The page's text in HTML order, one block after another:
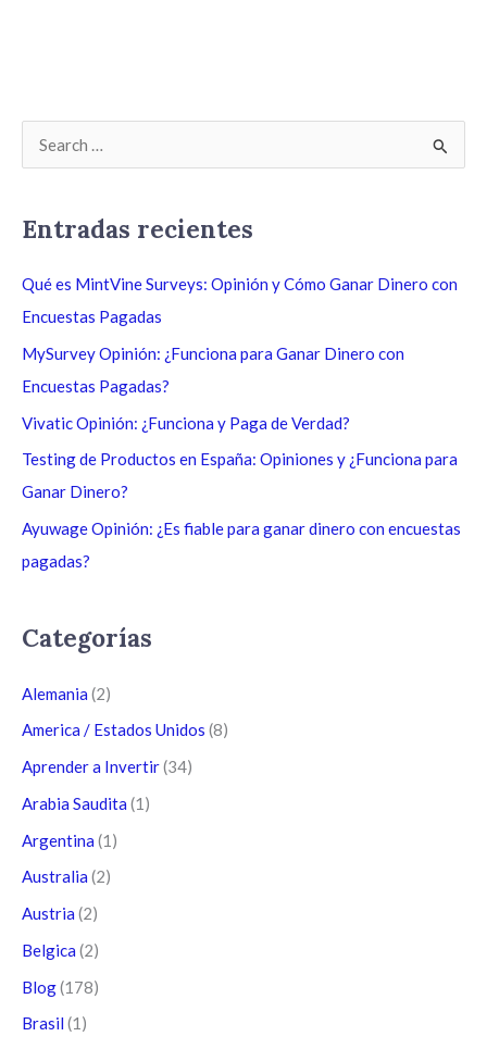
a
r
p
o
Entradas recientes
Qué es MintVine Surveys: Opinión y Cómo Ganar Dinero con
Encuestas Pagadas
MySurvey Opinión: ¿Funciona para Ganar Dinero con
Encuestas Pagadas?
Vivatic Opinión: ¿Funciona y Paga de Verdad?
Testing de Productos en España: Opiniones y ¿Funciona para
Ganar Dinero?
Ayuwage Opinión: ¿Es fiable para ganar dinero con encuestas
pagadas?
Categorías
Alemania (2)
America / Estados Unidos (8)
Aprender a Invertir(34)
Arabia Saudita (1)
Argentina (1)
Australia (2)
Austria (2)
Belgica (2)
Blog(178)
Brasil (1)